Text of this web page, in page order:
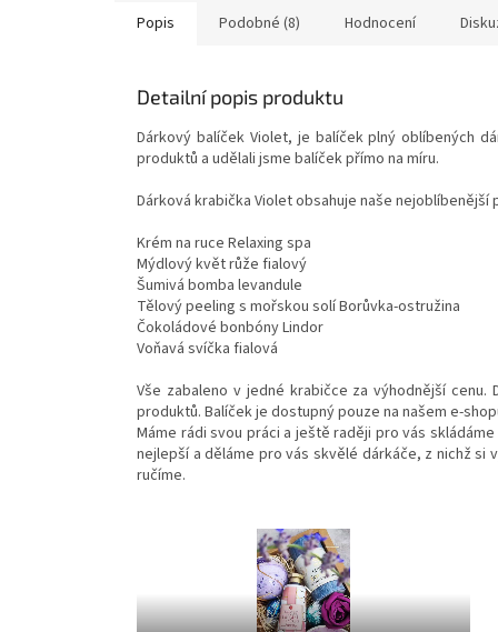
Popis Podobné (8) Hodnocení
Detailní popis produktu
Dárkový balíček Violet, je balíček plný oblíbených
produktů a udělali jsme balíček přímo na míru.
Dárková krabička Violet obsahuje naše nejoblíbenější
Krém na ruce Relaxing spa
Mýdlový květ růže fialový
Šumivá bomba levandule
Tělový peeling s mořskou solí Borůvka-ostružina
Čokoládové bonbóny Lindor
Voňavá svíčka fialová
Vše zabaleno v jedné krabičce za výhodnější
produktů. Balíček je dostupný pouze na našem e-
Máme rádi svou práci a ještě raději pro vás
nejlepší a děláme pro vás skvělé dárkáče, z nichž si
ručíme.